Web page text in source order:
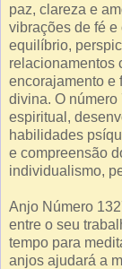
paz, clareza e
vibrações de fé
equilíbrio,
relacionamentos
encorajamento e
divina. O
espiritual,
habilidades
e compreensão
individualismo,
Anjo Número
entre o seu
tempo para
anjos ajudará a